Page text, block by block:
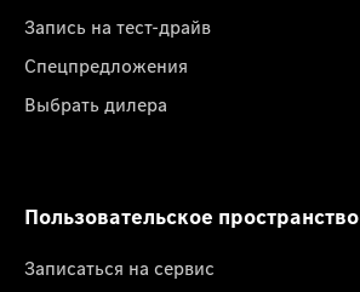
Запись на тест-драйв
Спецпредложения
Выбрать дилера
Пользовательское пространство
Записаться на сервис